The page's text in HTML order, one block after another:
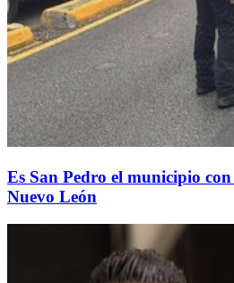
Es San Pedro el municipio con
Nuevo León